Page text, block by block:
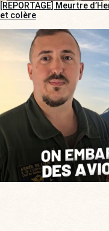
[REPORTAGE] Meurtre
et colère